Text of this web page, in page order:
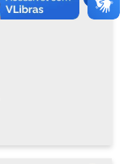
Vire o card